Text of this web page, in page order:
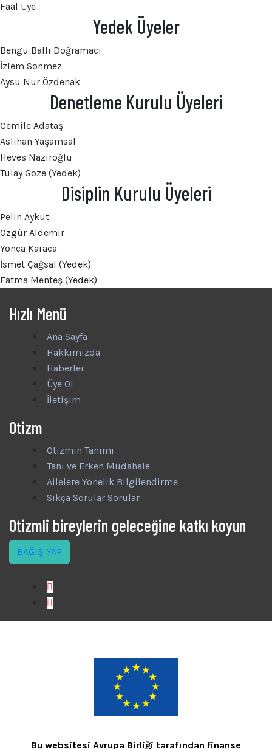
Faal Üye
Yedek Üyeler
Bengü Ballı Doğramacı
İzlem Sönmez
Aysu Nur Özdenak
Denetleme Kurulu Üyeleri
Cemile Adataş
Aslıhan Yaşamsal
Heves Nazıroğlu
Tülay Göze (Yedek)
Disiplin Kurulu Üyeleri
Pelin Aykut
Özgür Aldemir
Yonca Karaca
İsmet Çağsal (Yedek)
Fatma Menteş (Yedek)
Hızlı Menü
Ana Sayfa
Hakkımızda
Haberler
Üye Ol
İletişim
Otizm
Otizmin Tanımı
Tanı ve Erken Müdahale
Ailelere Yönelik Bilgilendirme
Sıkça Sorular Sorular
Otizmli bireylerin geleceğine katkı koyun
BAĞIŞ YAP
Bu websitesi Avrupa Birliği tarafından finanse